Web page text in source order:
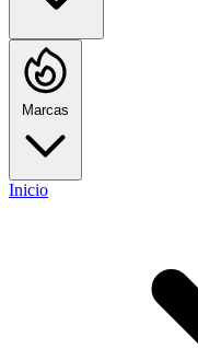
Marcas
Inicio